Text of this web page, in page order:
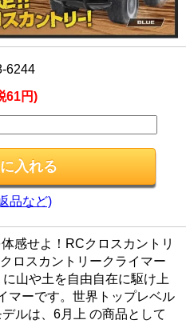
6244
61円)
品など)
感せよ！RCクロスカントリ
ロスカントリークライマー
山や土を自由自在に駆け上
マーです。世界トップレベル
ルは、6月上 ​の商品として